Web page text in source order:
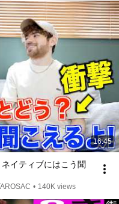
16:45
ネイティブにはこう聞
• 140K views